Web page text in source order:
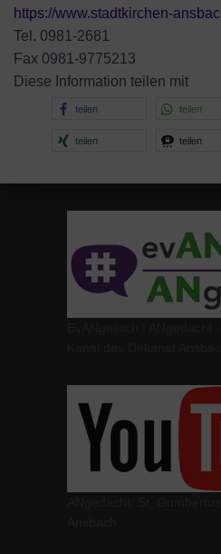
https://www.stadtkirchen-
Tel. 0981-2681
Fax 0981-9775213
Diese Information teilen mit
teilen teilen
teilen teilen